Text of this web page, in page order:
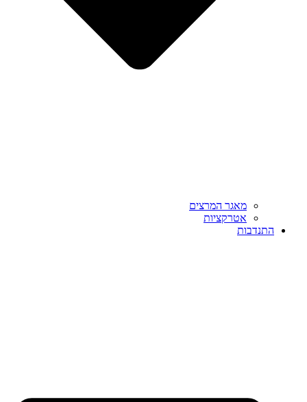
מאגר המרצים
אטרקציות
התנדבות